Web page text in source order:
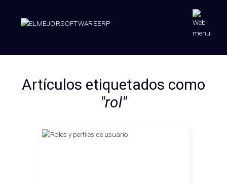
Artículos etiquetados como
"rol"